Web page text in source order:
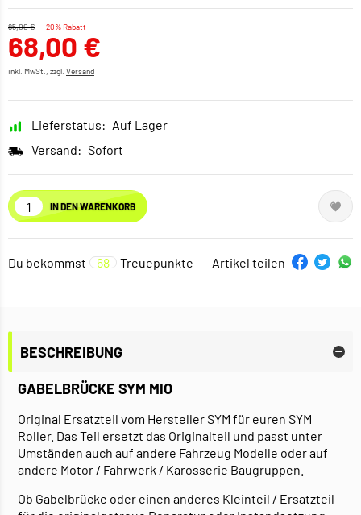
85,00 € -20% Rabatt
68,00 €
inkl. MwSt., zzgl. Versand
Lieferstatus: Auf Lager
Versand: Sofort
IN DEN WARENKORB
Du bekommst 68 Treuepunkte Artikel teilen
BESCHREIBUNG
GABELBRÜCKE SYM MIO
Original Ersatzteil vom Hersteller SYM für euren SYM
Roller. Das Teil ersetzt das Originalteil und passt unter
Umständen auch auf andere Fahrzeug Modelle oder auf
andere Motor / Fahrwerk / Karosserie Baugruppen.
Ob Gabelbrücke oder einen anderes Kleinteil / Ersatzteil